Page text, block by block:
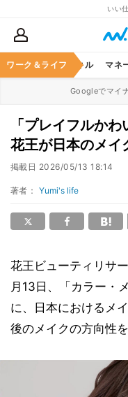
いい
ワーク＆ライフ
ア ビジネススキル マネ
Googleでマイ
「プレイフルか
花王が日本のメ
掲載日 2026/05/13 18:14
著者： Yumi's life
花王ビューティリサ
月13日、「カラー・
に、日本におけるメ
後のメイクの方向性を